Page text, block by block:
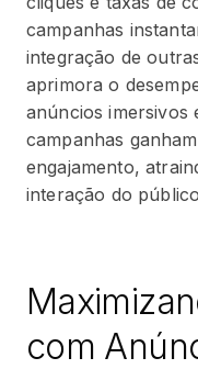
campanhas
integração de
aprimora o
anúncios imersivos
campanhas
engajamento,
interação do
com